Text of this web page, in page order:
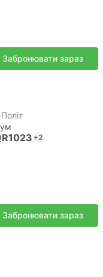
Забронювати зараз
+2
Забронювати зараз